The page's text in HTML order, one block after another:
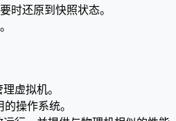
时还原到快照状态。
虚拟机。
操作系统。